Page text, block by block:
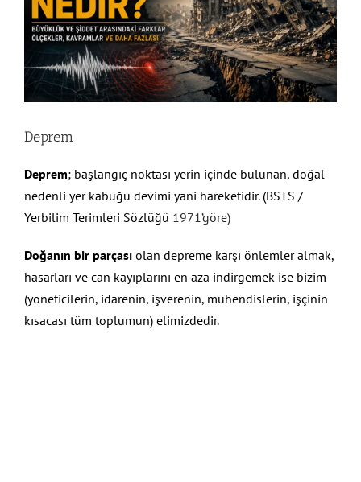
Deprem
Deprem; başlangıç noktası yerin içinde bulunan, doğal
nedenli yer kabuğu devimi yani hareketidir. (BSTS /
Yerbilim Terimleri Sözlüğü 1971’göre)
Doğanın bir parçası olan depreme karşı önlemler almak,
hasarları ve can kayıplarını en aza indirgemek ise bizim
(yöneticilerin, idarenin, işverenin, mühendislerin, işçinin
kısacası tüm toplumun) elimizdedir.